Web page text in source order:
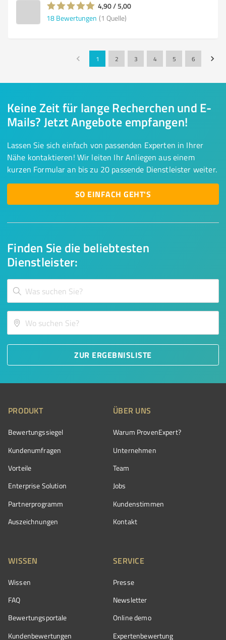
4,90 / 5,00
18 Bewertungen (1 Quelle)
1 2 3 4 5 6
Finden Sie die beliebtesten
Dienstleister:
ZUR ERGEBNISLISTE
Keine Zeit für lange Recherchen und E-
Mails? Jetzt Angebote empfangen!
Lassen Sie sich einfach von passenden Experten in Ihrer
Nähe kontaktieren! Wir leiten Ihr Anliegen aus einem
kurzen Formular an bis zu 20 passende Dienstleister weiter.
SO EINFACH GEHT'S
PRODUKT
Bewertungssiegel
Kundenumfragen
Vorteile
Enterprise Solution
Partnerprogramm
Auszeichnungen
ÜBER UNS
Warum ProvenExpert?
Unternehmen
Team
Jobs
Kundenstimmen
Kontakt
WISSEN
Wissen
FAQ
Bewertungsportale
Kundenbewertungen
SERVICE
Presse
Newsletter
Online demo
Expertenbewertung